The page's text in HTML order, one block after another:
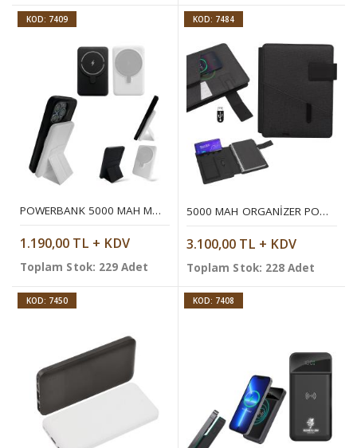
KOD: 7409
POWERBANK 5000 MAH MOBIL ŞARJ CIHAZI
1.190,00 TL + KDV
Toplam Stok: 229 Adet
KOD: 7484
5000 MAH ORGANIZER POWERBANK (WIRELESS)
3.100,00 TL + KDV
Toplam Stok: 228 Adet
KOD: 7450 KOD: 7408